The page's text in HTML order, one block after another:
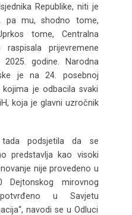
Republike, niti je
pa mu, shodno tome,
tome, Centralna
prijevremene
godine. Narodna
je na 24. posebnoj
je odbacila svaki
koja je glavni uzročnik
tada podsjetila da se
predstavlja kao visoki
nije provedeno u
mirovnog
u Savjetu
navodi se u Odluci